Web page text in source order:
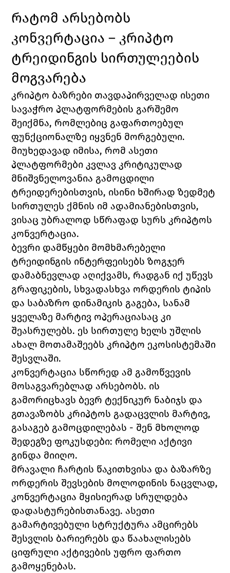
რატომ არსებობს
კონვერტაცია – კრიპტო
ტრეიდინგის სირთულეების
მოგვარება
კრიპტო ბაზრები თავდაპირველად ისეთი
სავაჭრო პლატფორმების გარშემო
შეიქმნა, რომლებიც გაფართოებულ
ფუნქციონალზე იყვნენ მორგებული.
მიუხედავად იმისა, რომ ასეთი
პლატფორმები კვლავ კრიტიკულად
მნიშვნელოვანია გამოცდილი
ტრეიდერებისთვის, ისინი ხშირად ზედმეტ
სირთულეს ქმნის იმ ადამიანებისთვის,
ვისაც უბრალოდ სწრაფად სურს კრიპტოს
კონვერტაცია.
ბევრი დამწყები მომხმარებელი
ტრეიდინგის ინტერფეისებს ზოგჯერ
დამაბნევლად აღიქვამს, რადგან იქ უწევს
გრაფიკების, სხვადასხვა ორდერის ტიპის
და საბაზრო დინამიკის გაგება, სანამ
ყველაზე მარტივ ოპერაციასაც კი
შეასრულებს. ეს სირთულე ხელს უშლის
ახალ მოთამაშეებს კრიპტო ეკოსისტემაში
შესვლაში.
კონვერტაცია სწორედ ამ გამოწვევის
მოსაგვარებლად არსებობს. ის
გამორიცხავს ბევრ ტექნიკურ ნაბიჯს და
გთავაზობს კრიპტოს გადაცვლის მარტივ,
გასაგებ გამოცდილებას - შენ მხოლოდ
შედეგზე ფოკუსდები: რომელი აქტივი
გინდა მიიღო.
მრავალი ჩარტის წაკითხვისა და ბაზარზე
ორდერის შევსების მოლოდინის ნაცვლად,
კონვერტაცია მყისიერად სრულდება
დადასტურებისთანავე. ასეთი
გამარტივებული სტრუქტურა ამცირებს
შესვლის ბარიერებს და წაახალისებს
ციფრული აქტივების უფრო ფართო
გამოყენებას.